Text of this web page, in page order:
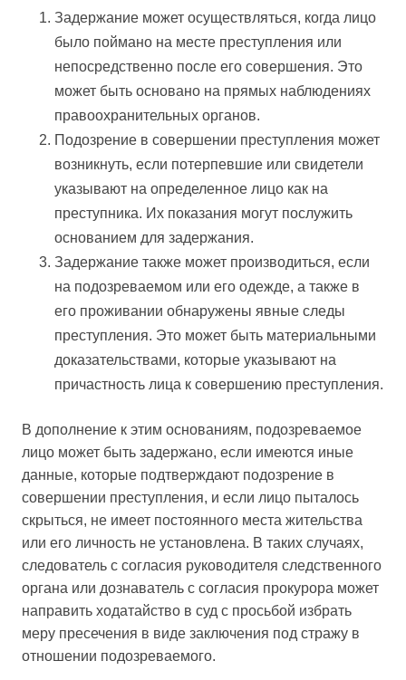
Задержание может осуществляться, когда лицо
было поймано на месте преступления или
непосредственно после его совершения. Это
может быть основано на прямых наблюдениях
правоохранительных органов.
Подозрение в совершении преступления может
возникнуть, если потерпевшие или свидетели
указывают на определенное лицо как на
преступника. Их показания могут послужить
основанием для задержания.
Задержание также может производиться, если
на подозреваемом или его одежде, а также в
его проживании обнаружены явные следы
преступления. Это может быть материальными
доказательствами, которые указывают на
причастность лица к совершению преступления.
В дополнение к этим основаниям, подозреваемое
лицо может быть задержано, если имеются иные
данные, которые подтверждают подозрение в
совершении преступления, и если лицо пыталось
скрыться, не имеет постоянного места жительства
или его личность не установлена. В таких случаях,
следователь с согласия руководителя следственного
органа или дознаватель с согласия прокурора может
направить ходатайство в суд с просьбой избрать
меру пресечения в виде заключения под стражу в
отношении подозреваемого.